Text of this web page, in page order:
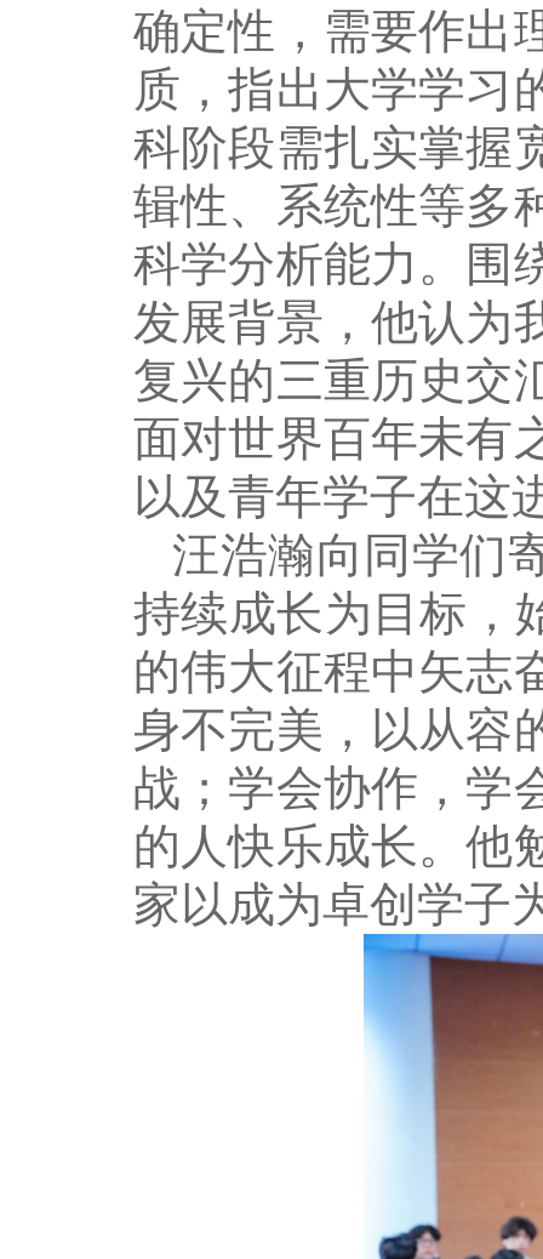
确定性，需要作出
质，指出大学学习
科阶段需扎实掌握
辑性、系统性等多
科学分析能力。围
发展背景，他认为
复兴的三重历史交
面对世界百年未有
以及青年学子在这
汪浩瀚向同学们
持续成长为目标，
的伟大征程中矢志
身不完美，以从容
战；学会协作，学
的人快乐成长。他
家以成为卓创学子